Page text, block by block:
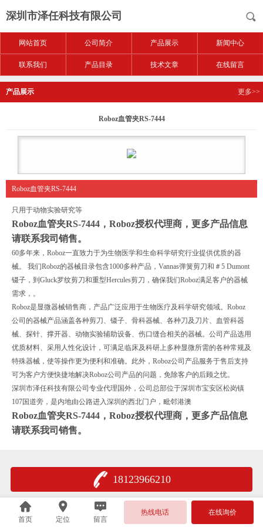
深圳市泽任科技有限公司
网站首页 公司简介 产品展示 新闻中心
联系我们 产品目录 技术文章 在线留言
产品展示 更多>>
Roboz血管夹RS-7444
Roboz血管夹RS-7444
只用于动物实验研究等
Roboz血管夹RS-7444 ，Roboz授权代理商，更多产品信息
请联系我司销售。
60多年来，Roboz一直致力于为生物医学和生命科学研究行业提供优质的器
械。 我们Roboz的器械目录包含1000多种产品，Vannas弹簧剪刀和＃5 Dumont
镊子，到Gluck罗纹剪刀和重型Hercules剪刀，确保我们Roboz满足客户的器械
需求，。
Roboz是显微器械销售商，产品广泛应用于生物医疗及科学研究领域。Roboz
公司的器械产品涵盖各种剪刀、镊子、骨科器械、各种刀及刀片、血管科器
械、探针、撑开器、动物实验辅助设备、伤口缝合相关的器械。公司产品选用
优质材料、采用人性化设计，可满足临床及科研上多种显微所需的各种常规及
特殊器械，使等操作更为便利和准确。此外，Roboz公司产品服务于售后支持
可为客户方便快捷地解决Roboz公司产品的问题，免除客户的后顾之忧。
深圳市泽任科技有限公司专业代理国外，公司总部位于深圳市宝安区松岗镇
107国道旁，是内地由公路进入深圳的西北门户，毗邻港澳
Roboz血管夹RS-7444 ，Roboz授权代理商，更多产品信息
请联系我司销售。
18123966210
首页 定位 留言
热线电话 在线询价